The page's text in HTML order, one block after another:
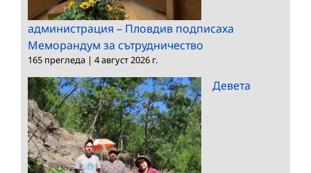
администрация – Пловдив подписаха
Меморандум за сътрудничество
165 прегледа | 4 август 2026 г.
Девета